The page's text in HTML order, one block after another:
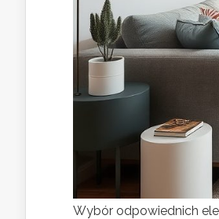
Wybór odpowiednich